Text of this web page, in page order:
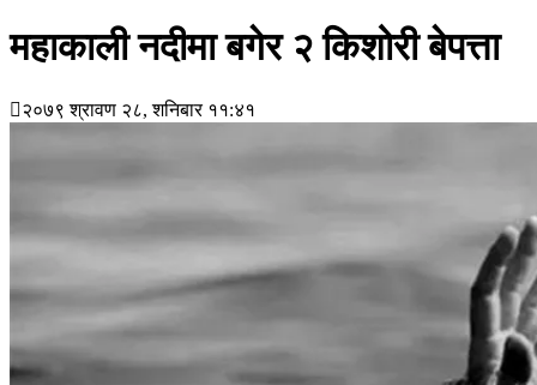
महाकाली नदीमा बगेर २ किशोरी बेपत्ता
२०७९ श्रावण २८, शनिबार ११:४१